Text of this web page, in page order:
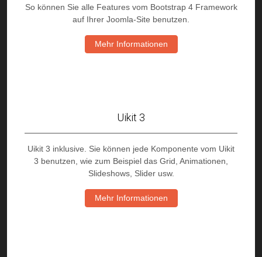
So können Sie alle Features vom Bootstrap 4 Framework
auf Ihrer Joomla-Site benutzen.
Mehr Informationen
Uikit 3
Uikit 3 inklusive. Sie können jede Komponente vom Uikit
3 benutzen, wie zum Beispiel das Grid, Animationen,
Slideshows, Slider usw.
Mehr Informationen